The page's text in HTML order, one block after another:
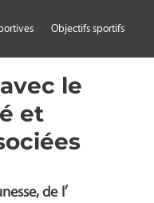
Objectifs sportifs
le
et
de l’